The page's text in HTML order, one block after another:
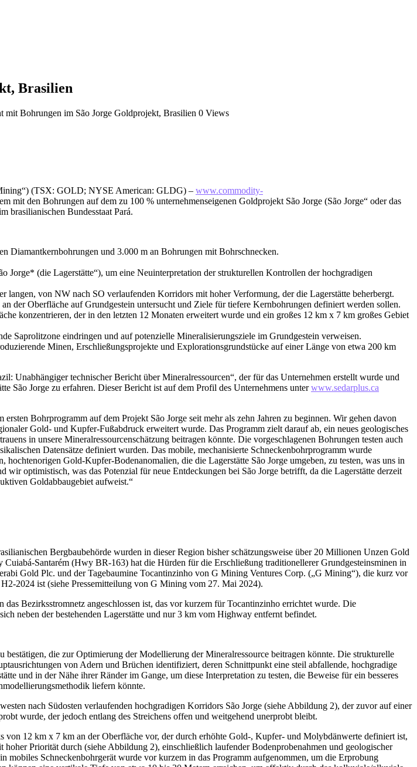
Brasilien
Bohrungen im São Jorge Goldprojekt, Brasilien 0 Views
(TSX: GOLD; NYSE American: GLDG) – www.commodity-
mit den Bohrungen auf dem zu 100 % unternehmenseigenen Goldprojekt São Jorge (São Jorge“ oder das
brasilianischen Bundesstaat Pará.
Diamantkernbohrungen und 3.000 m an Bohrungen mit Bohrschnecken.
Jorge* (die Lagerstätte“), um eine Neuinterpretation der strukturellen Kontrollen der hochgradigen
von NW nach SO verlaufenden Korridors mit hoher Verformung, der die Lagerstätte beherbergt.
der Oberfläche auf Grundgestein untersucht und Ziele für tiefere Kernbohrungen definiert werden sollen.
konzentrieren, der in den letzten 12 Monaten erweitert wurde und ein großes 12 km x 7 km großes Gebiet
Saprolitzone eindringen und auf potenzielle Mineralisierungsziele im Grundgestein verweisen.
Minen, Erschließungsprojekte und Explorationsgrundstücke auf einer Länge von etwa 200 km
Unabhängiger technischer Bericht über Mineralressourcen“, der für das Unternehmen erstellt wurde und
São Jorge zu erfahren. Dieser Bericht ist auf dem Profil des Unternehmens unterwww.sedarplus.ca
Bohrprogramm auf dem Projekt São Jorge seit mehr als zehn Jahren zu beginnen. Wir gehen davon
Gold- und Kupfer-Fußabdruck erweitert wurde. Das Programm zielt darauf ab, ein neues geologisches
in unsere Mineralressourcenschätzung beitragen könnte. Die vorgeschlagenen Bohrungen testen auch
Datensätze definiert wurden. Das mobile, mechanisierte Schneckenbohrprogramm wurde
Gold-Kupfer-Bodenanomalien, die die Lagerstätte São Jorge umgeben, zu testen, was uns in
optimistisch, was das Potenzial für neue Entdeckungen bei São Jorge betrifft, da die Lagerstätte derzeit
Goldabbaugebiet aufweist.“
Bergbaubehörde wurden in dieser Region bisher schätzungsweise über 20 Millionen Unzen Gold
Santarém (Hwy BR-163) hat die Hürden für die Erschließung traditionellerer Grundgesteinsminen in
Gold Plc. und der Tagebaumine Tocantinzinho von G Mining Ventures Corp. („G Mining“), die kurz vor
2024 ist (siehe Pressemitteilung von G Mining vom 27. Mai 2024).
Bezirksstromnetz angeschlossen ist, das vor kurzem für Tocantinzinho errichtet wurde. Die
neben der bestehenden Lagerstätte und nur 3 km vom Highway entfernt befindet.
die zur Optimierung der Modellierung der Mineralressource beitragen könnte. Die strukturelle
von Adern und Brüchen identifiziert, deren Schnittpunkt eine steil abfallende, hochgradige
und in der Nähe ihrer Ränder im Gange, um diese Interpretation zu testen, die Beweise für ein besseres
liefern könnte.
nach Südosten verlaufenden hochgradigen Korridors São Jorge (siehe Abbildung 2), der zuvor auf einer
wurde, der jedoch entlang des Streichens offen und weitgehend unerprobt bleibt.
von 12 km x 7 km an der Oberfläche vor, der durch erhöhte Gold-, Kupfer- und Molybdänwerte definiert ist,
Priorität durch (siehe Abbildung 2), einschließlich laufender Bodenprobenahmen und geologischer
Schneckenbohrgerät wurde vor kurzem in das Programm aufgenommen, um die Erprobung